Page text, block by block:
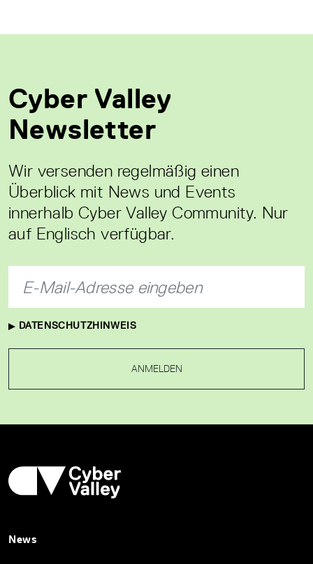
Cyber Valley
Newsletter
Wir versenden regelmäßig einen
Überblick mit News und Events
innerhalb Cyber Valley Community. Nur
auf Englisch verfügbar.
DATENSCHUTZHINWEIS
ANMELDEN
News